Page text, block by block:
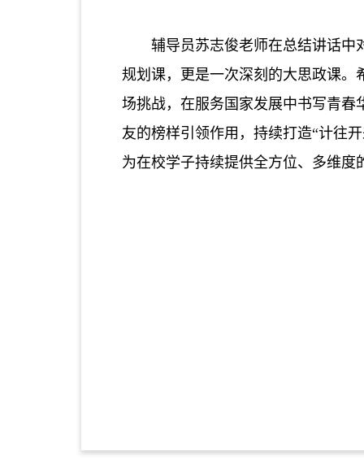
辅导员苏志俊老师在总结讲话中
规划课，更是一次深刻的大思政课。
场挑战，在服务国家发展中书写青春
友的榜样引领作用，持续打造“计往
为在校学子持续提供全方位、多维度